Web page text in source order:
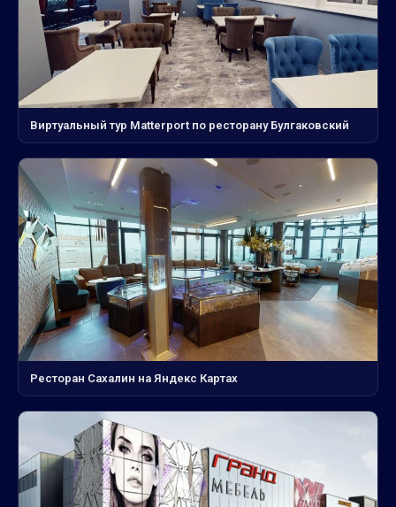
Виртуальный тур Matterport по ресторану Булгаковский
Ресторан Сахалин на Яндекс Картах